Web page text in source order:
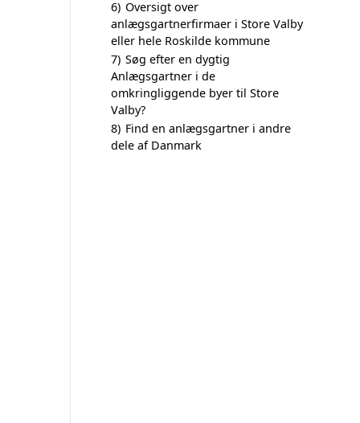
6) Oversigt over
anlægsgartnerfirmaer i Store Valby
eller hele Roskilde kommune
7) Søg efter en dygtig
Anlægsgartner i de
omkringliggende byer til Store
Valby?
8) Find en anlægsgartner i andre
dele af Danmark